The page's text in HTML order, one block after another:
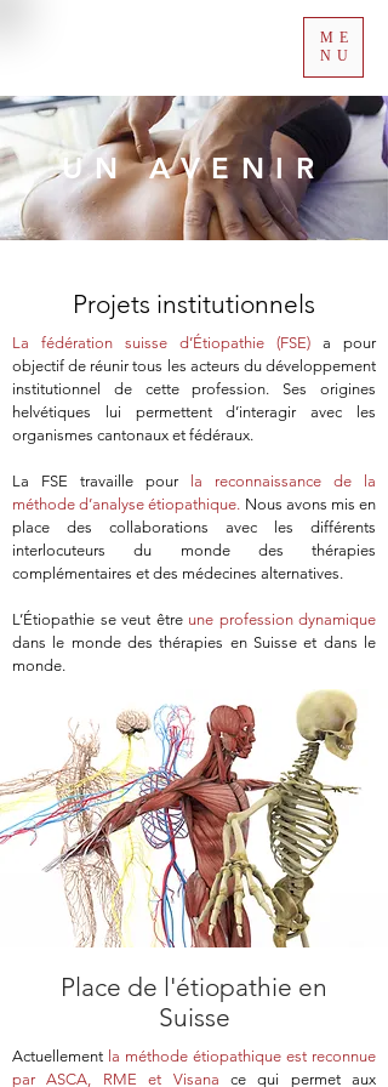
ME
NU
UN AVENIR
Projets institutionnels
La fédération suisse d’Étiopathie (FSE) a pour
objectif de réunir tous les acteurs du développement
institutionnel de cette profession. Ses origines
helvétiques lui permettent d’interagir avec les
organismes cantonaux et fédéraux.
La FSE travaille pour
la reconnaissance de la
méthode d’analyse étiopathique. Nous avons mis en
place des collaborations avec les différents
interlocuteurs du monde des thérapies
complémentaires et des médecines alternatives.
L’Étiopathie se veut être une profession dynamique
dans le monde des thérapies en Suisse et dans le
monde.
Place de l'étiopathie en
Suisse
Actuellement la méthode étiopathique est reconnue
par ASCA, RME et Visana ce qui permet aux